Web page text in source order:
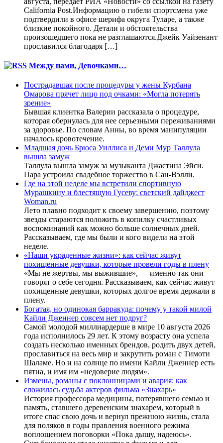
California Post.Информацию о гибели спортсмена уже
подтвердили в офисе шерифа округа Туларе, а также
близкие покойного. Детали и обстоятельства
произошедшего пока не разглашаются.Джейк Уайзенант
прославился благодаря […]
Между нами, Девочками…
Пострадавшая после процедуры у жены Курбана
Омарова прячет лицо под очками: «Могла потерять
зрение»
Бывшая клиентка Валерии рассказала о процедуре,
которая обернулась для нее серьезными переживаниями
за здоровье. По словам Анны, во время манипуляции
началось кровотечение.
Младшая дочь Брюса Уиллиса и Деми Мур Таллула
вышла замуж
Таллула вышла замуж за музыканта Джастина Эйси.
Пара устроила свадебное торжество в Сан-Вэлли.
Где на этой неделе мы встретили спортивную
Мурашкину и блестящую Гусеву: светский дайджест
Woman.ru
Лето плавно подходит к своему завершению, поэтому
звезды стараются положить в копилку счастливых
воспоминаний как можно больше солнечных дней.
Рассказываем, где мы были и кого видели на этой
неделе.
«Наши украденные жизни»: как сейчас живут
похищенные девушки, которые провели годы в плену
«Мы не жертвы, мы выжившие», — именно так они
говорят о себе сегодня. Рассказываем, как сейчас живут
похищенные девушки, которых долгое время держали в
плену.
Богатая, но одинокая барракуда: почему у такой милой
Кайли Дженнер совсем нет подруг?
Самой молодой миллиардерше в мире 10 августа 2026
года исполнилось 29 лет. К этому возрасту она успела
создать несколько именных брендов, родить двух детей,
прославиться на весь мир и закрутить роман с Тимоти
Шаламе. Но и на солнце по имени Кайли Дженнер есть
пятна, и имя им «недоверие людям».
Измены, романы с поклонницами и авария: как
сложилась судьба актеров фильма «Знахарь»
История профессора медицины, потерявшего семью и
память, ставшего деревенским знахарем, который в
итоге спас свою дочь и вернул прежнюю жизнь, стала
для поляков в годы правления военного режима
воплощением поговорки «Пока дышу, надеюсь».